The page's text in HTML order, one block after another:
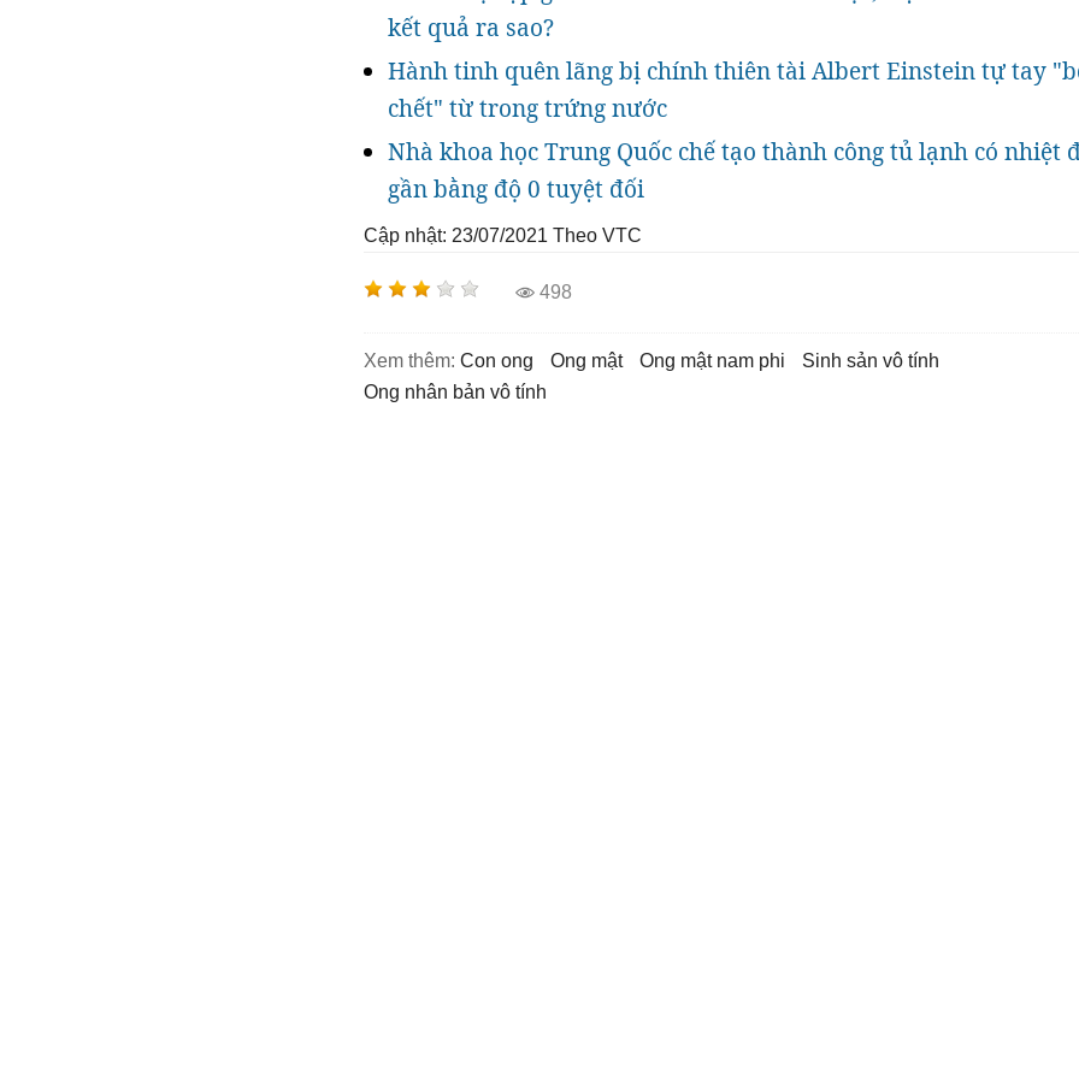
kết quả ra sao?
Hành tinh quên lãng bị chính thiên tài Albert Einstein tự tay
chết" từ trong trứng nước
Nhà khoa học Trung Quốc chế tạo thành công tủ lạnh có nhiệt
gần bằng độ 0 tuyệt đối
Cập nhật: 23/07/2021 Theo VTC
498
Xem thêm: con ong ong mật ong mật nam phi
sinh sản vô tính
ong nhân bản vô tính